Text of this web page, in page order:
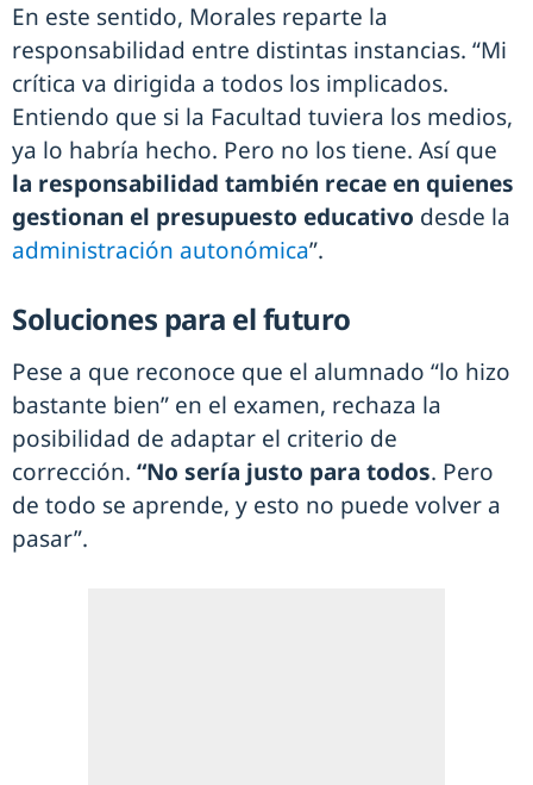
En este sentido, Morales reparte la
responsabilidad entre distintas instancias. “Mi
crítica va dirigida a todos los implicados.
Entiendo que si la Facultad tuviera los medios,
ya lo habría hecho. Pero no los tiene. Así que
la responsabilidad también recae en quienes
gestionan el presupuesto educativo desde la
administración autonómica”.
Soluciones para el futuro
Pese a que reconoce que el alumnado “lo hizo
bastante bien” en el examen, rechaza la
posibilidad de adaptar el criterio de
corrección. “No sería justo para todos. Pero
de todo se aprende, y esto no puede volver a
pasar”.